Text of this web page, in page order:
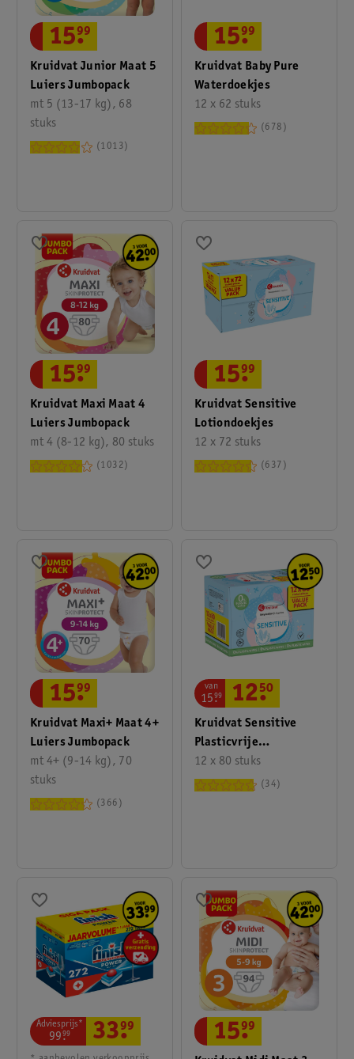
Kruidvat Junior Maat 5
Luiers Jumbopack
mt 5 (13-17 kg), 68
stuks
15.
99
1013
Kruidvat Baby Pure
Waterdoekjes
12 x 62 stuks
15.
99
678
Kruidvat Maxi Maat 4
Luiers Jumbopack
mt 4 (8-12 kg), 80 stuks
15.
99
1032
Kruidvat Sensitive
Lotiondoekjes
12 x 72 stuks
15.
99
637
Kruidvat Maxi+ Maat 4+
Luiers Jumbopack
mt 4+ (9-14 kg), 70
stuks
15.
99
366
Kruidvat Sensitive
Plasticvrije
Babydoekjes Valuepack
12 x 80 stuks
van
15.
99 12.
50
34
Adviesprijs*
99.
99 33.
99 15.
99